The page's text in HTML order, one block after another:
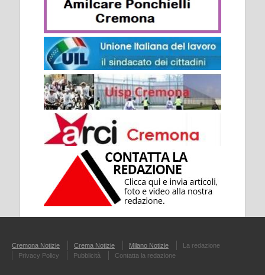
Cremona Notizie Crema Notizie Milano Notizie
La redazione
Privacy Policy
Pubblicità Contatta la redazione